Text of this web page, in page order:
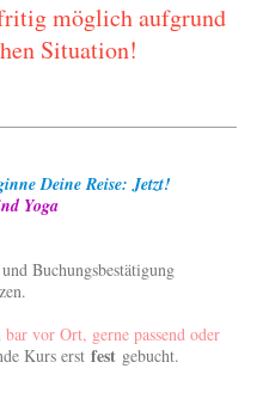
möglich aufgrund
Situation!
Deine Reise: Jetzt!
Yoga
Buchungsbestätigung
vor Ort, gerne passend oder
Kurs erst fest gebucht.